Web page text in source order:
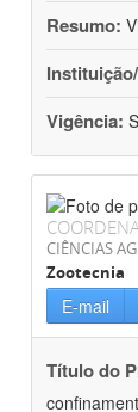
Resumo:
Vigência:
CIÊNCIAS
Zootecnia
E-mail
Título do